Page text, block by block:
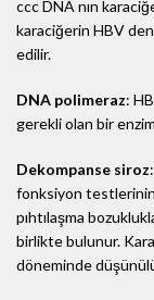
ccc DNA nın
karaciğerin HBV
edilir.
DNA polimeraz:
gerekli olan bir enzim
Dekompanse siroz
fonksiyon testlerinin
pıhtılaşma
birlikte bulunur.
döneminde